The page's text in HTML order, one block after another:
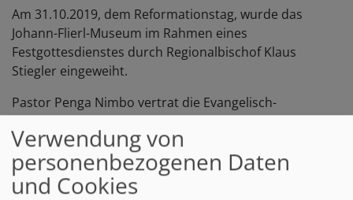
Am 31.10.2019, dem Reformationstag, wurde das
Johann-Flierl-Museum im Rahmen eines
Festgottesdienstes durch Regionalbischof Klaus
Stiegler eingeweiht.
Pastor Penga Nimbo vertrat die Evangelisch-
Lutherische Kirche von Papua Neuguinea (ELC-
PNG). Neben dem Ortspfarrer Andreas Utzat konnten
wir auch Dekan Karlhermann Schötz und Direktor
Hanns Hoerschelmann (D.Min.) von "Mission EineWelt"
Verwendung von
personenbezogenen Daten
und Cookies